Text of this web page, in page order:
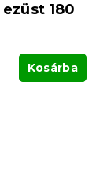
180
Kosárba